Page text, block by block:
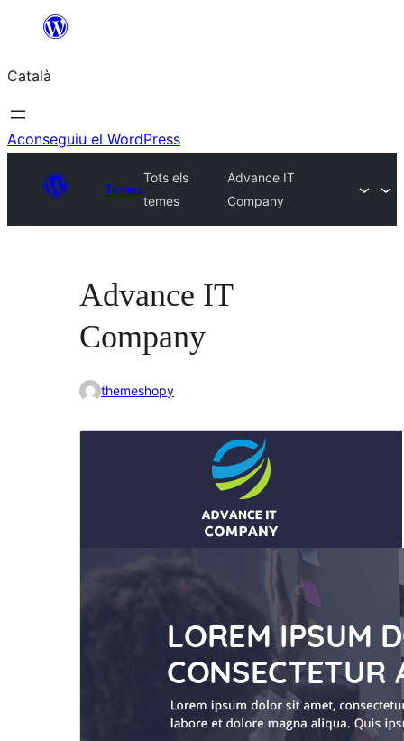
contingut
Català
Aconseguiu el WordPress
Temes
Tots els
temes
Advance IT
Company
Advance IT
Company
themeshopy